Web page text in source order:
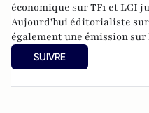
économique sur TF1 et LCI
Aujourd'hui éditorialiste
également une émission sur
SUIVRE